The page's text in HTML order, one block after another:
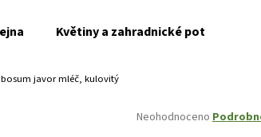
Květiny a zahradnické potřeby
javor mléč, kulovitý
Průměrné
Neohodnoceno